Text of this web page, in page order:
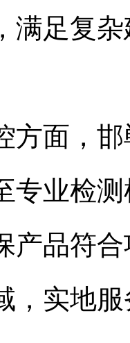
满足复
方面，
专业检
产品符
，实地